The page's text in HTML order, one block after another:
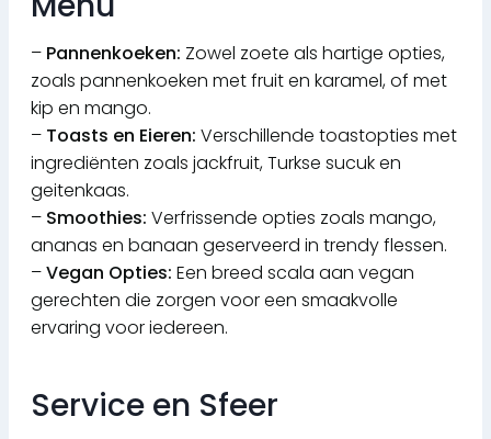
– Pannenkoeken: Zowel zoete als hartige opties,
zoals pannenkoeken met fruit en karamel, of met
kip en mango.
– Toasts en Eieren: Verschillende toastopties met
ingrediënten zoals jackfruit, Turkse sucuk en
geitenkaas.
– Smoothies: Verfrissende opties zoals mango,
ananas en banaan geserveerd in trendy flessen.
–Vegan Opties: Een breed scala aan vegan
gerechten die zorgen voor een smaakvolle
ervaring voor iedereen.
Service en Sfeer